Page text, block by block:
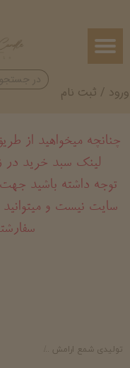
ورود / ثبت نام
حساب کاربری من
تغییر گذر واژه
تولیدی شمع ارامش
چنانچه میخواهید از
لینک سبد خرید
​​​​​​​توجه داشته باشید
سایت نیست و